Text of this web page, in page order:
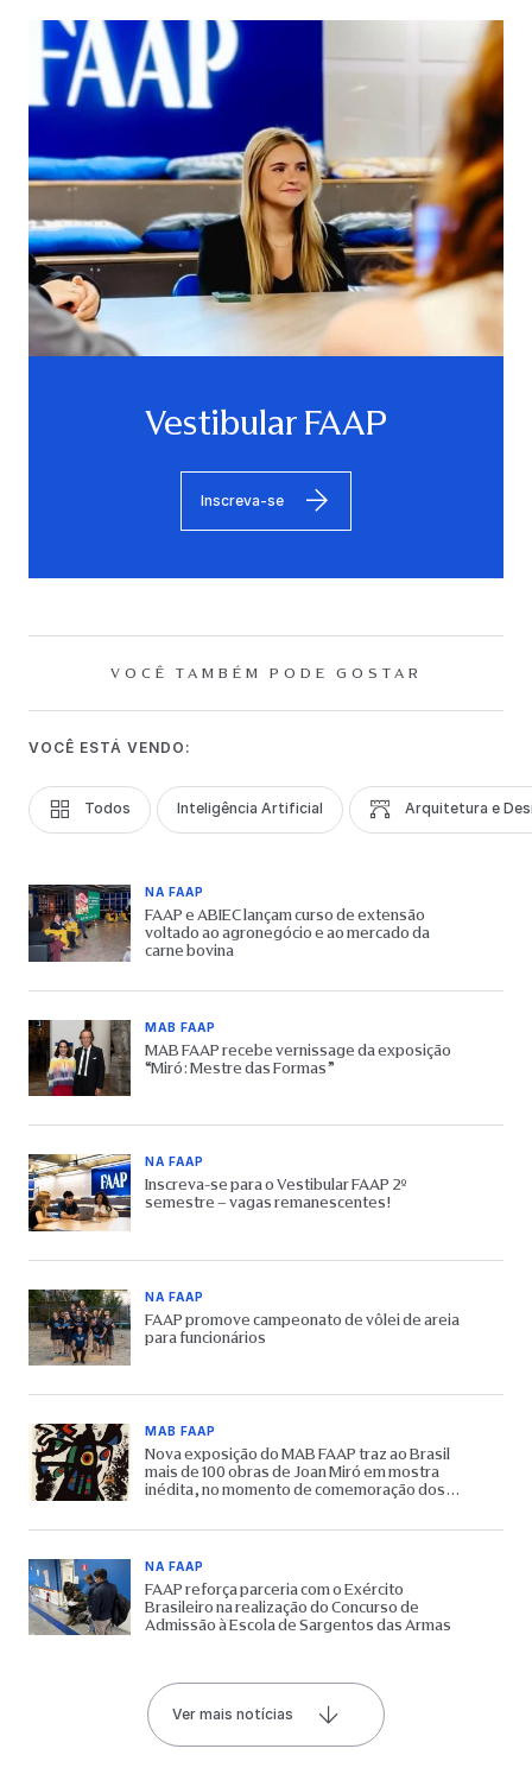
Vestibular FAAP
Inscreva-se
VOCÊ TAMBÉM PODE GOSTAR
VOCÊ ESTÁ VENDO:
Todos Inteligência Artificial Arquitetura e
NA FAAP
FAAP e ABIEC lançam curso de extensão
voltado ao agronegócio e ao mercado da
carne bovina
MAB FAAP
MAB FAAP recebe vernissage da exposição
“Miró: Mestre das Formas”
NA FAAP
Inscreva-se para o Vestibular FAAP 2º
semestre – vagas remanescentes!
NA FAAP
FAAP promove campeonato de vôlei de areia
para funcionários
MAB FAAP
Nova exposição do MAB FAAP traz ao Brasil
mais de 100 obras de Joan Miró em mostra
inédita, no momento de comemoração dos
NA FAAP
FAAP reforça parceria com o Exército
Brasileiro na realização do Concurso de
Admissão à Escola de Sargentos das Armas
Ver mais notícias